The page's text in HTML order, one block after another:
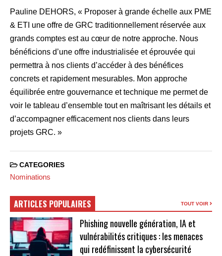
Pauline DEHORS, « Proposer à grande échelle aux PME
& ETI une offre de GRC traditionnellement réservée aux
grands comptes est au cœur de notre approche. Nous
bénéficions d’une offre industrialisée et éprouvée qui
permettra à nos clients d’accéder à des bénéfices
concrets et rapidement mesurables. Mon approche
équilibrée entre gouvernance et technique me permet de
voir le tableau d’ensemble tout en maîtrisant les détails et
d’accompagner efficacement nos clients dans leurs
projets GRC. »
CATEGORIES
Nominations
ARTICLES POPULAIRES TOUT VOIR
Phishing nouvelle génération, IA et
vulnérabilités critiques : les menaces
qui redéfinissent la cybersécurité